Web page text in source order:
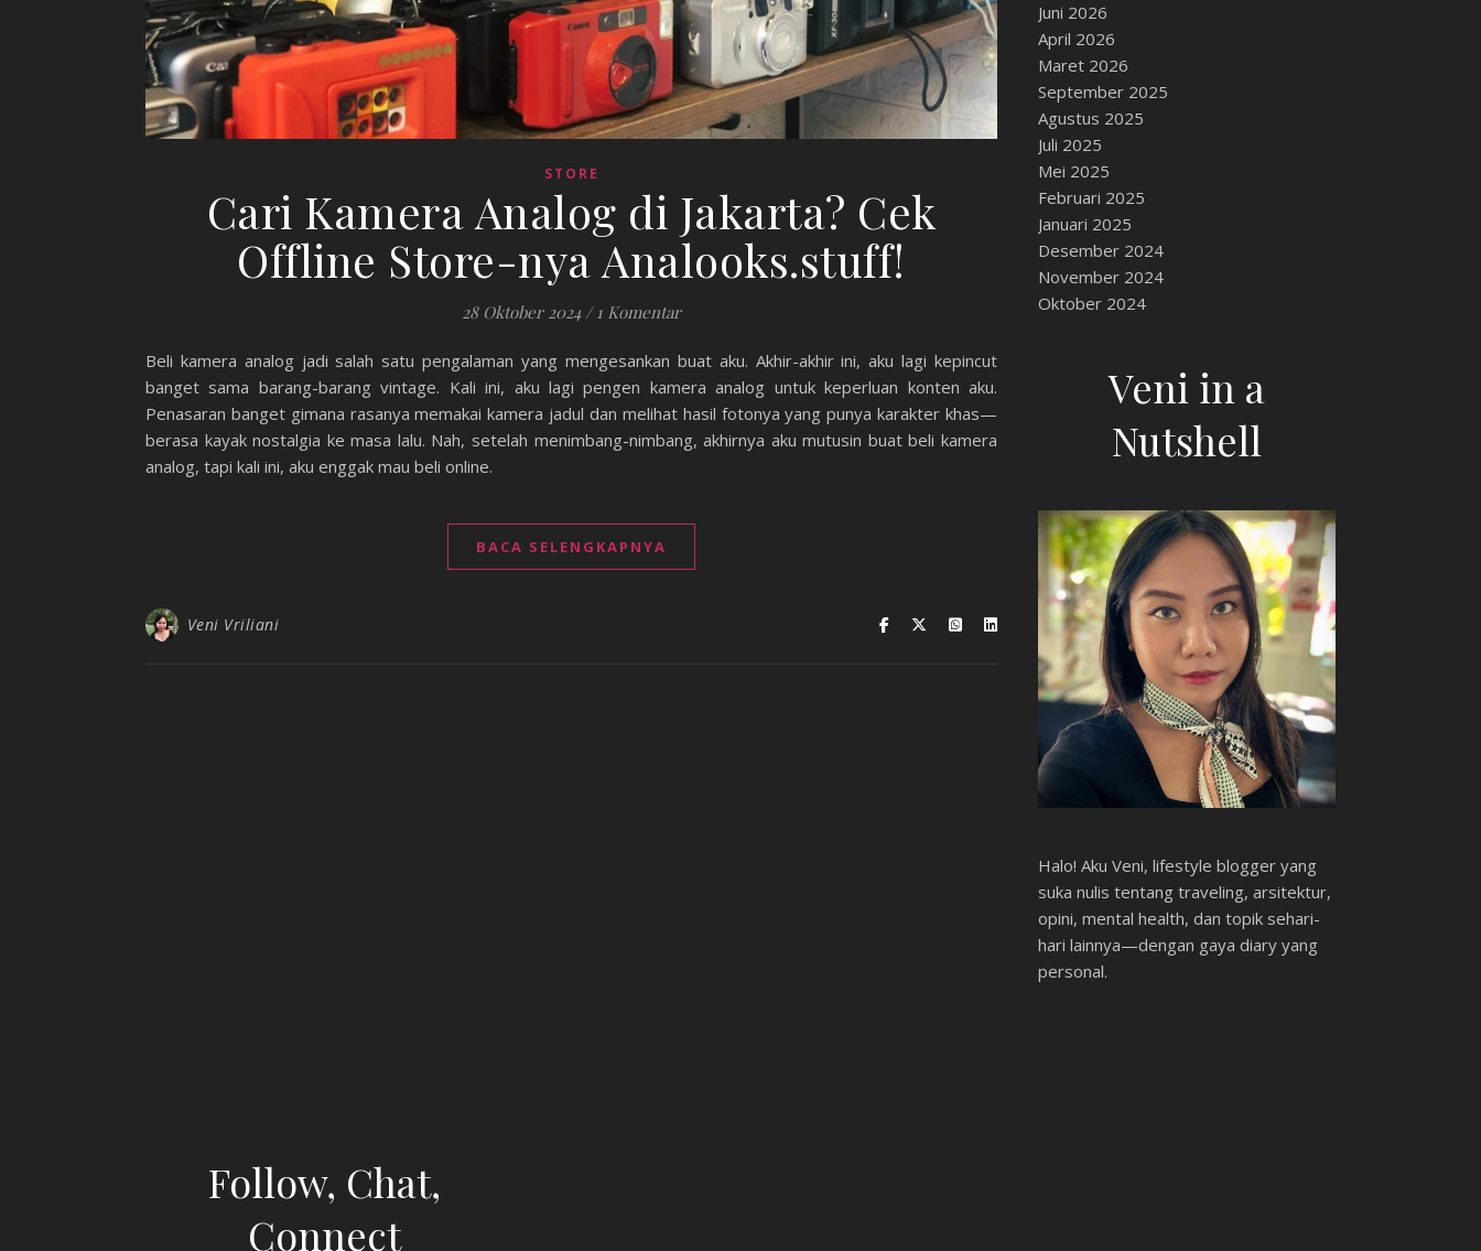
STORE
Cari Kamera Analog di Jakarta? Cek
Offline Store-nya Analooks.stuff!
28 Oktober 2024 / 1 Komentar
Beli kamera analog jadi salah satu pengalaman yang mengesankan buat aku. Akhir-akhir ini, aku lagi kepincut
banget sama barang-barang vintage. Kali ini, aku lagi pengen kamera analog untuk keperluan konten aku.
Penasaran banget gimana rasanya memakai kamera jadul dan melihat hasil fotonya yang punya karakter khas—
berasa kayak nostalgia ke masa lalu. Nah, setelah menimbang-nimbang, akhirnya aku mutusin buat beli kamera
analog, tapi kali ini, aku enggak mau beli online.
BACA SELENGKAPNYA
Veni Vriliani
Juni 2026
April 2026
Maret 2026
September 2025
Agustus 2025
Juli 2025
Mei 2025
Februari 2025
Januari 2025
Desember 2024
November 2024
Oktober 2024
Veni in a
Nutshell
Halo! Aku Veni, lifestyle blogger yang
suka nulis tentang traveling, arsitektur,
opini, mental health, dan topik sehari-
hari lainnya—dengan gaya diary yang
personal.
Follow, Chat,
Connect